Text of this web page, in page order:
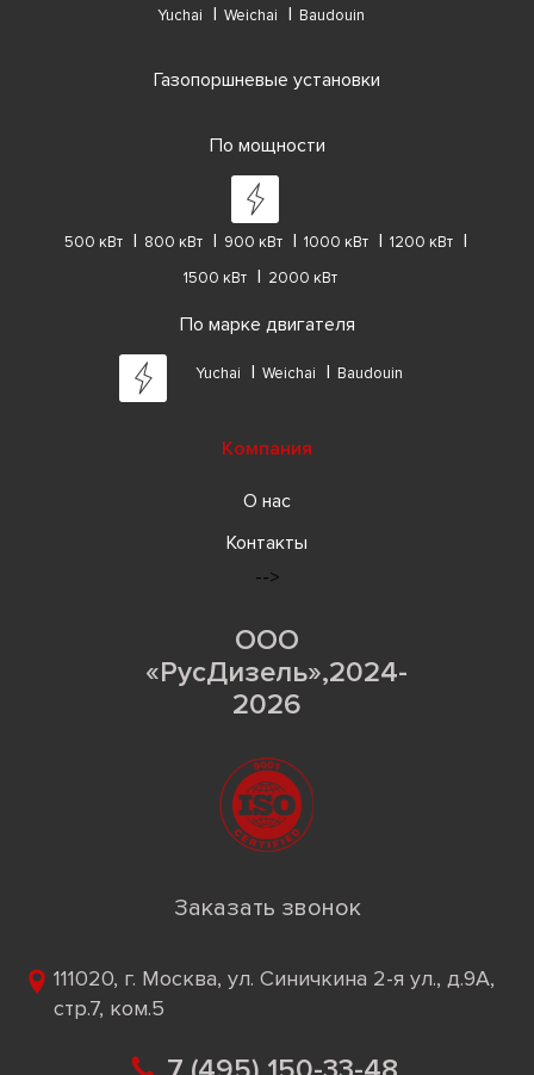
Yuchai
Weichai Baudouin
Газопоршневые установки
По мощности
500 кВт 800 кВт 900 кВт 1000 кВт
1200 кВт
1500 кВт
2000 кВт
По марке двигателя
Yuchai Weichai Baudouin
Компания
О нас
Контакты
-->
ООО
«РусДизель»,2024-
2026
Заказать звонок
111020, г. Москва, ул. Синичкина 2-я ул., д.9А,
стр.7, ком.5